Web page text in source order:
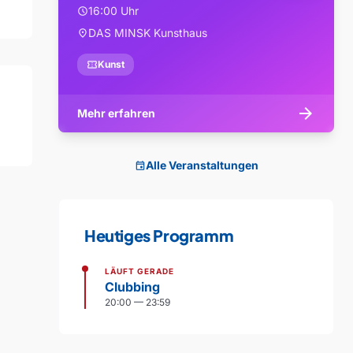
schedule16:00 Uhr
location_onDAS MINSK Kunsthaus
confirmation_numberKunst
Mehr erfahren arrow_forward
eventAlle Veranstaltungen
Heutiges Programm
LÄUFT GERADE
Clubbing
20:00 — 23:59